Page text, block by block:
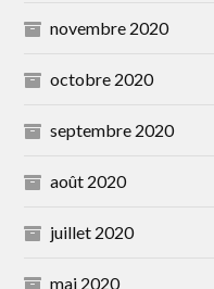
novembre 2020
octobre 2020
septembre 2020
août 2020
juillet 2020
mai 2020